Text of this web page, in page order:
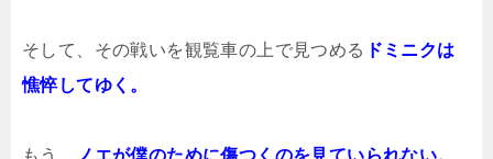
そして、その戦いを観覧車の上で見つめる ドミニクは
憔悴してゆく。
もう、 ノエが僕のために傷つくのを見ていられない。